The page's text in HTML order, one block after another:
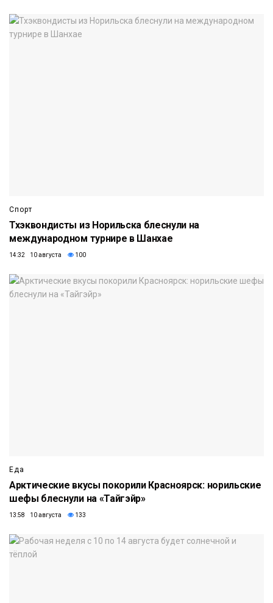
Спорт
Тхэквондисты из Норильска блеснули на
международном турнире в Шанхае
14:32 10 августа 100
Еда
Арктические вкусы покорили Красноярск: норильские
шефы блеснули на «Тайгэйр»
13:58 10 августа 133